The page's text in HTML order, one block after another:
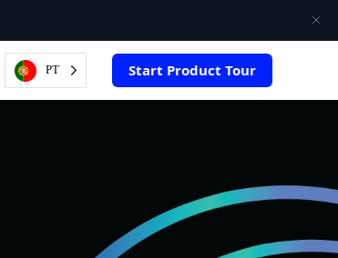
PT Start Product Tour